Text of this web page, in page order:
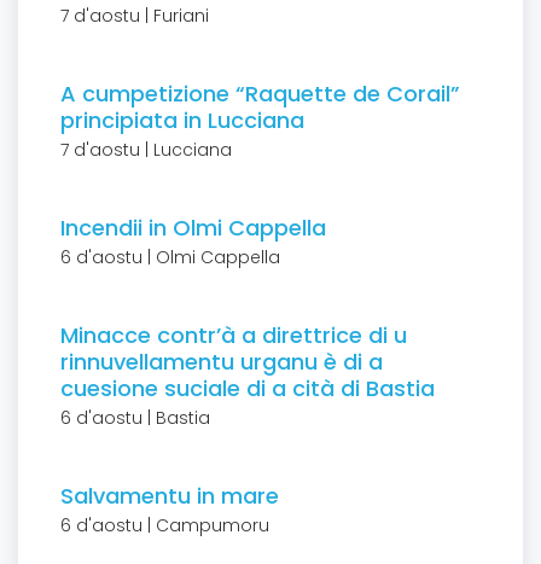
7 d'aostu | Furiani
A cumpetizione “Raquette de Corail”
principiata in Lucciana
7 d'aostu | Lucciana
Incendii in Olmi Cappella
6 d'aostu | Olmi Cappella
Minacce contr’à a direttrice di u
rinnuvellamentu urganu è di a
cuesione suciale di a cità di Bastia
6 d'aostu | Bastia
Salvamentu in mare
6 d'aostu | Campumoru